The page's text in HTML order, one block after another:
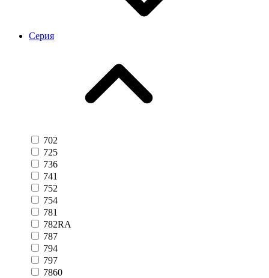
Серия
702
725
736
741
752
754
781
782RA
787
794
797
7860